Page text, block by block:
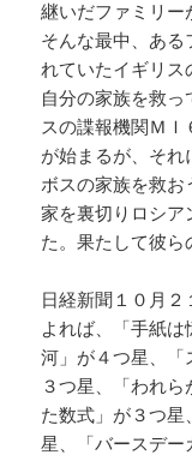
継いだファミリー
そんな最中、あ
れていたイギリス
自分の家族を救
スの諜報機関ＭＩ
が始まるが、そ
ボスの家族を救お
家を裏切りロシア
た。果たして彼ら
日経新聞１０月
よれば、「手紙
河」が４つ星、
３つ星、「われ
た数式」が３つ
星、「バースデー